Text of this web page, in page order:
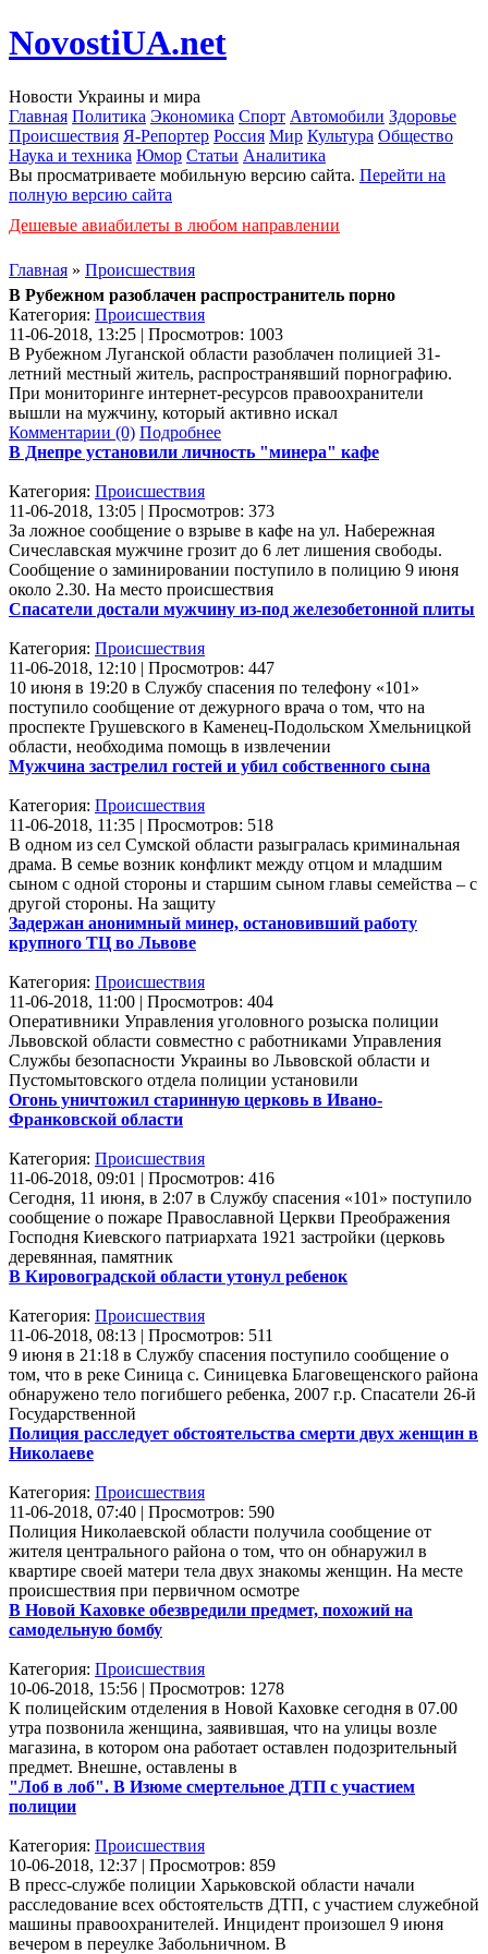
NovostiUA.net
Новости Украины и мира
Главная Политика Экономика Спорт Автомобили Здоровье
Происшествия Я-Репортер Россия Мир Культура Общество
Наука и техника Юмор Статьи Аналитика
Вы просматриваете мобильную версию сайта. Перейти на
полную версию сайта
Дешевые авиабилеты в любом направлении
Главная » Происшествия
В Рубежном разоблачен распространитель порно
Категория: Происшествия
11-06-2018, 13:25 | Просмотров: 1003
В Рубежном Луганской области разоблачен полицией 31-
летний местный житель, распространявший порнографию.
При мониторинге интернет-ресурсов правоохранители
вышли на мужчину, который активно искал
Комментарии (0) Подробнее
В Днепре установили личность "минера" кафе
Категория: Происшествия
11-06-2018, 13:05 | Просмотров: 373
За ложное сообщение о взрыве в кафе на ул. Набережная
Сичеславская мужчине грозит до 6 лет лишения свободы.
Сообщение о заминировании поступило в полицию 9 июня
около 2.30. На место происшествия
Спасатели достали мужчину из-под железобетонной плиты
Категория: Происшествия
11-06-2018, 12:10 | Просмотров: 447
10 июня в 19:20 в Службу спасения по телефону «101»
поступило сообщение от дежурного врача о том, что на
проспекте Грушевского в Каменец-Подольском Хмельницкой
области, необходима помощь в извлечении
Мужчина застрелил гостей и убил собственного сына
Категория: Происшествия
11-06-2018, 11:35 | Просмотров: 518
В одном из сел Сумской области разыгралась криминальная
драма. В семье возник конфликт между отцом и младшим
сыном с одной стороны и старшим сыном главы семейства – с
другой стороны. На защиту
Задержан анонимный минер, остановивший работу
крупного ТЦ во Львове
Категория: Происшествия
11-06-2018, 11:00 | Просмотров: 404
Оперативники Управления уголовного розыска полиции
Львовской области совместно с работниками Управления
Службы безопасности Украины во Львовской области и
Пустомытовского отдела полиции установили
Огонь уничтожил старинную церковь в Ивано-
Франковской области
Категория: Происшествия
11-06-2018, 09:01 | Просмотров: 416
Сегодня, 11 июня, в 2:07 в Службу спасения «101» поступило
сообщение о пожаре Православной Церкви Преображения
Господня Киевского патриархата 1921 застройки (церковь
деревянная, памятник
В Кировоградской области утонул ребенок
Категория: Происшествия
11-06-2018, 08:13 | Просмотров: 511
9 июня в 21:18 в Службу спасения поступило сообщение о
том, что в реке Синица с. Синицевка Благовещенского района
обнаружено тело погибшего ребенка, 2007 г.р. Спасатели 26-й
Государственной
Полиция расследует обстоятельства смерти двух женщин в
Николаеве
Категория: Происшествия
11-06-2018, 07:40 | Просмотров: 590
Полиция Николаевской области получила сообщение от
жителя центрального района о том, что он обнаружил в
квартире своей матери тела двух знакомы женщин. На месте
происшествия при первичном осмотре
В Новой Каховке обезвредили предмет, похожий на
самодельную бомбу
Категория: Происшествия
10-06-2018, 15:56 | Просмотров: 1278
К полицейским отделения в Новой Каховке сегодня в 07.00
утра позвонила женщина, заявившая, что на улицы возле
магазина, в котором она работает оставлен подозрительный
предмет. Внешне, оставлены в
"Лоб в лоб". В Изюме смертельное ДТП с участием
полиции
Категория: Происшествия
10-06-2018, 12:37 | Просмотров: 859
В пресс-службе полиции Харьковской области начали
расследование всех обстоятельств ДТП, с участием служебной
машины правоохранителей. Инцидент произошел 9 июня
вечером в переулке Забольничном. В